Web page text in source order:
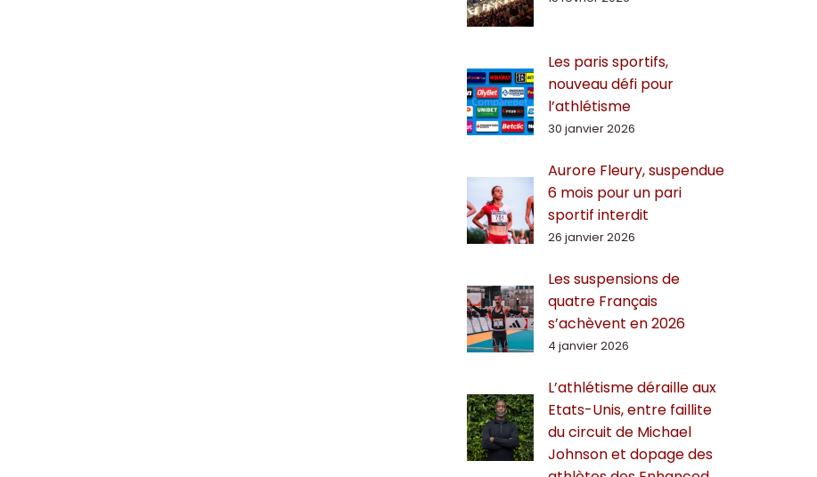
Les paris sportifs,
nouveau défi pour
l’athlétisme
30 janvier 2026
Aurore Fleury, suspendue
6 mois pour un pari
sportif interdit
26 janvier 2026
Les suspensions de
quatre Français
s’achèvent en 2026
4 janvier 2026
L’athlétisme déraille aux
Etats-Unis, entre faillite
du circuit de Michael
Johnson et dopage des